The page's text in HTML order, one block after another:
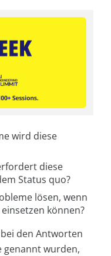
wird diese
diese
Status quo?
lösen, wenn
können?
den Antworten
genannt wurden,